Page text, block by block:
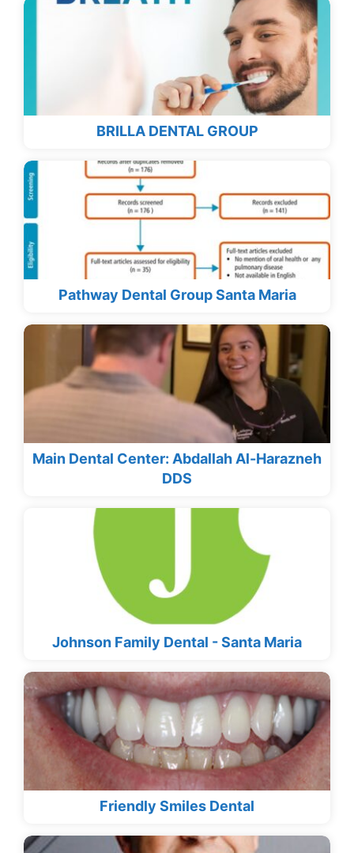
BRILLA DENTAL GROUP
Pathway Dental Group Santa Maria
Main Dental Center: Abdallah Al-Harazneh
DDS
Johnson Family Dental - Santa Maria
Friendly Smiles Dental